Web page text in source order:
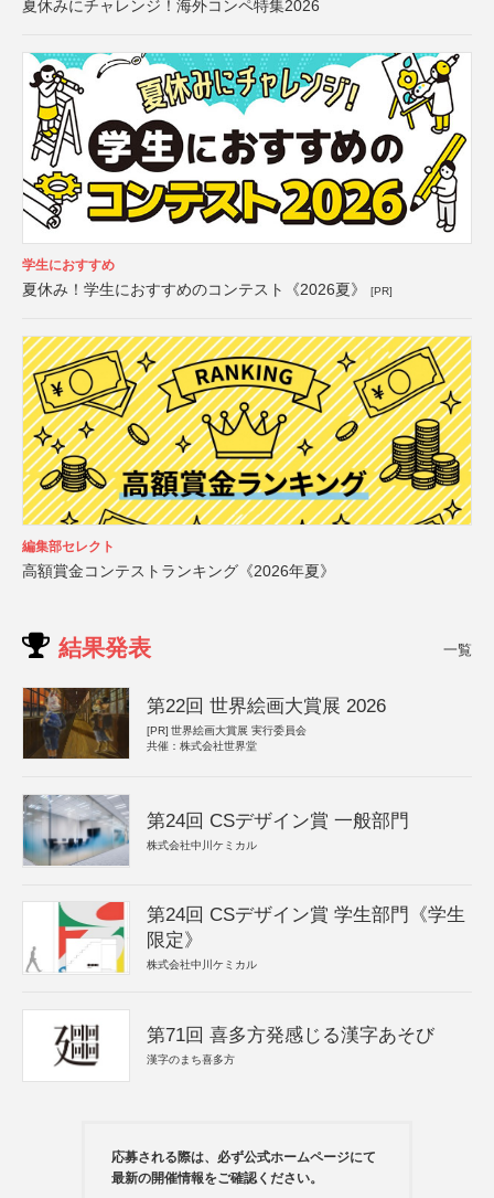
夏休みにチャレンジ！海外コンペ特集2026
学生におすすめ
夏休み！学生におすすめのコンテスト《2026夏》 [PR]
編集部セレクト
高額賞金コンテストランキング《2026年夏》
結果発表 一覧
第22回 世界絵画大賞展 2026
[PR] 世界絵画大賞展 実行委員会
共催：株式会社世界堂
第24回 CSデザイン賞 一般部門
株式会社中川ケミカル
第24回 CSデザイン賞 学生部門《学生
限定》
株式会社中川ケミカル
第71回 喜多方発感じる漢字あそび
漢字のまち喜多方
応募される際は、必ず公式ホームページにて
最新の開催情報をご確認ください。